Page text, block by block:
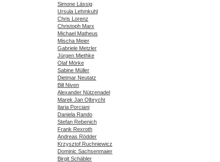
Simone Lässig
Ursula Lehmkuhl
Chris Lorenz
Christoph Marx
Michael Matheus
Mischa Meier
Gabriele Metzler
Jürgen Miethke
Olaf Mörke
Sabine Müller
Dietmar Neutatz
Bill Niven
Alexander Nützenadel
Marek Jan Olbrycht
Ilaria Porciani
Daniela Rando
Stefan Rebenich
Frank Rexroth
Andreas Rödder
Krzysztof Ruchniewicz
Dominic Sachsenmaier
Birgit Schäbler